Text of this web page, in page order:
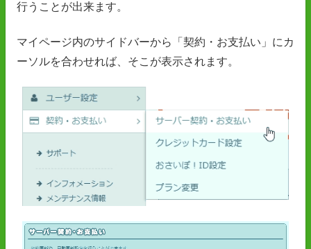
行うことが出来ます。
マイページ内のサイドバーから「契約・お支払い」にカ
ーソルを合わせれば、そこが表示されます。